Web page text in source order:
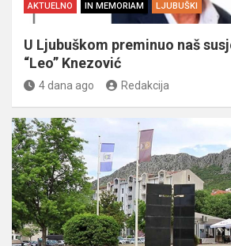
AKTUELNO IN MEMORIAM LJUBUŠKI
U Ljubuškom preminuo naš
“Leo” Knezović
4 dana ago Redakcija